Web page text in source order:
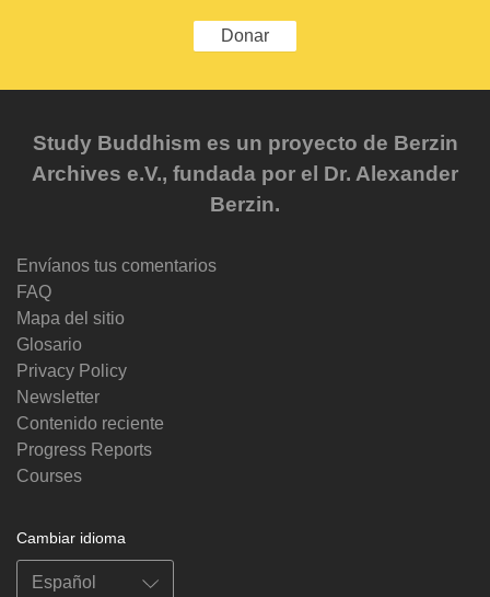
Donar
Study Buddhism es un proyecto de Berzin
Archives e.V., fundada por el Dr. Alexander
Berzin.
Envíanos tus comentarios
FAQ
Mapa del sitio
Glosario
Privacy Policy
Newsletter
Contenido reciente
Progress Reports
Courses
Cambiar idioma